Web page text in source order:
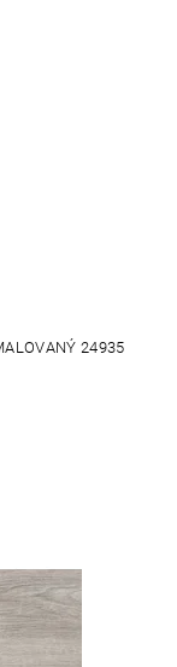
24935